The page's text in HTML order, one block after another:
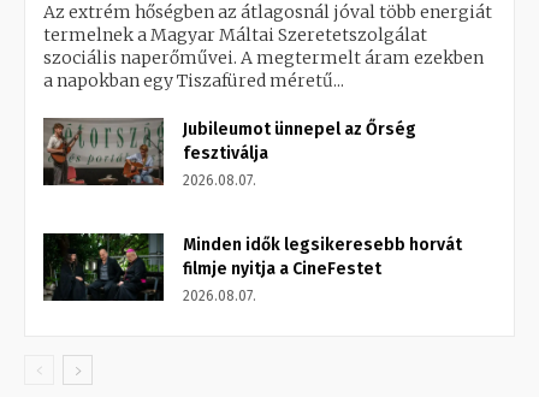
Az extrém hőségben az átlagosnál jóval több energiát
termelnek a Magyar Máltai Szeretetszolgálat
szociális naperőművei. A megtermelt áram ezekben
a napokban egy Tiszafüred méretű...
Jubileumot ünnepel az Őrség
fesztiválja
2026.08.07.
Minden idők legsikeresebb horvát
filmje nyitja a CineFestet
2026.08.07.